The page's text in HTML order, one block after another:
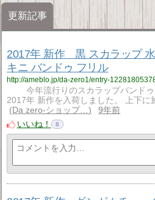
更新記事
2017年 新作 黒 スカラップ
キニ バンドゥ フリル
http://ameblo.jp/da-zero1/entry-
今年流行りのスカラップバンドゥ
2017年 新作を入荷しました。 上下に
Da zero-ショップ…
9年前
いいね！
8